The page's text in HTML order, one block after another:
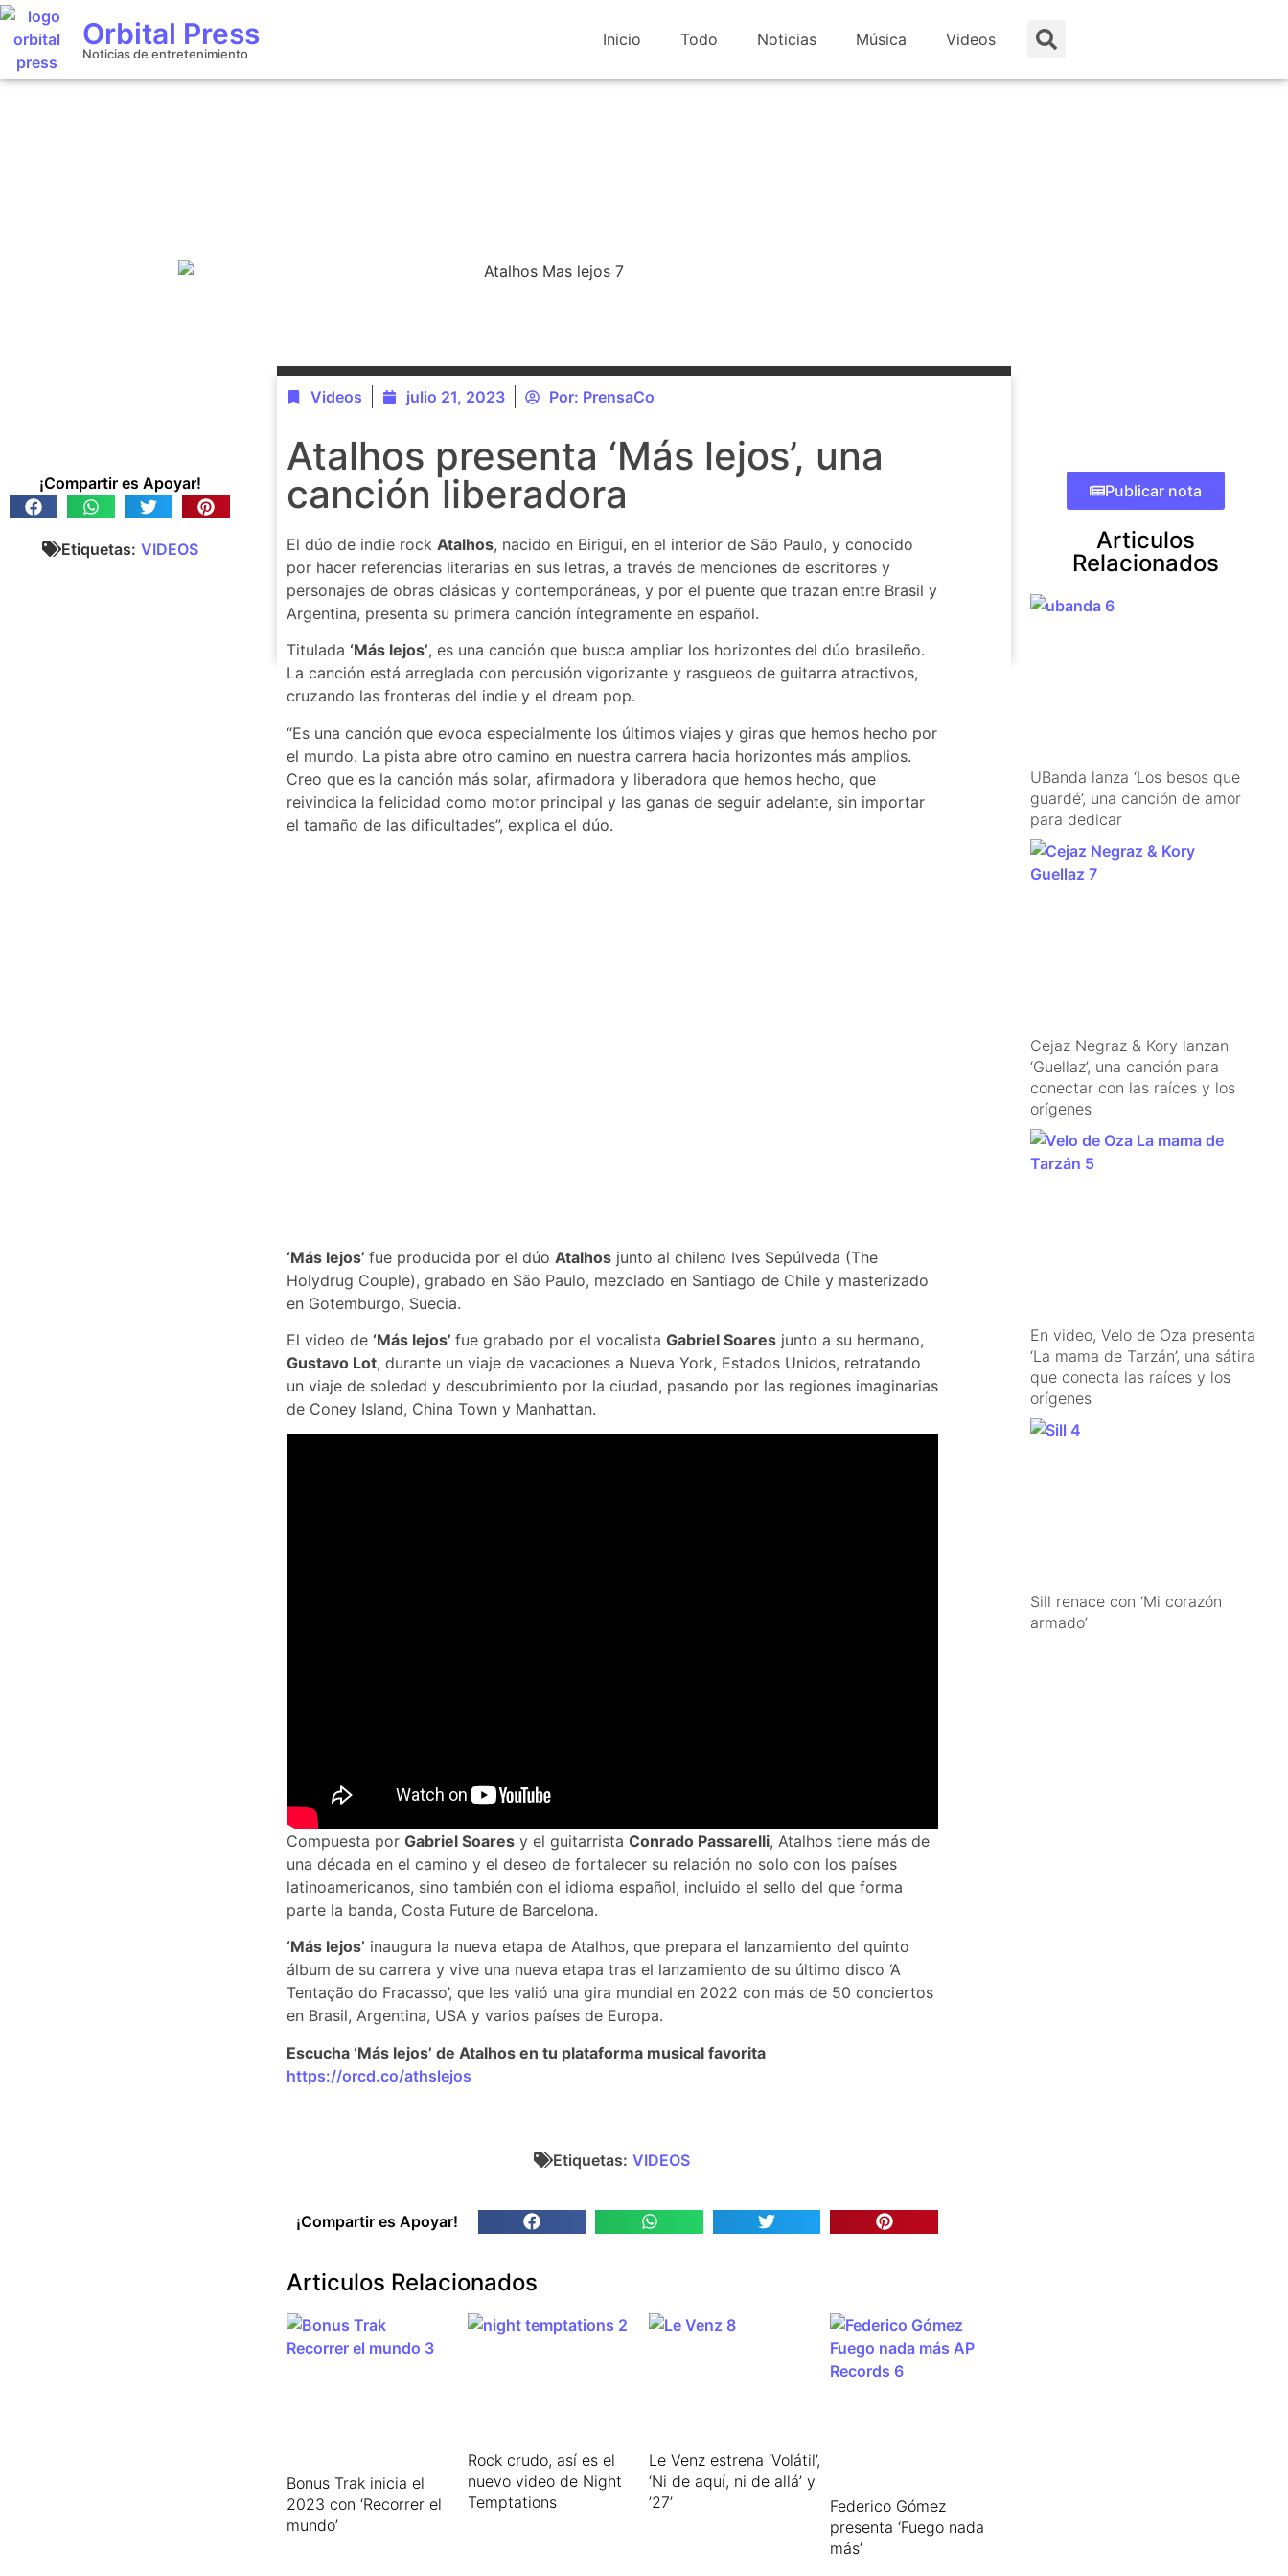
Orbital Press
Noticias de entretenimiento
Inicio Todo Noticias Música Videos
¡Compartir es Apoyar!
Etiquetas: VIDEOS
Videos julio 21, 2023 Por: PrensaCo
Atalhos presenta ‘Más lejos’, una
canción liberadora
El dúo de indie rock Atalhos, nacido en Birigui, en el interior de São Paulo, y conocido
por hacer referencias literarias en sus letras, a través de menciones de escritores y
personajes de obras clásicas y contemporáneas, y por el puente que trazan entre Brasil y
Argentina, presenta su primera canción íntegramente en español.
Titulada ‘Más lejos’, es una canción que busca ampliar los horizontes del dúo brasileño.
La canción está arreglada con percusión vigorizante y rasgueos de guitarra atractivos,
cruzando las fronteras del indie y el dream pop.
“Es una canción que evoca especialmente los últimos viajes y giras que hemos hecho por
el mundo. La pista abre otro camino en nuestra carrera hacia horizontes más amplios.
Creo que es la canción más solar, afirmadora y liberadora que hemos hecho, que
reivindica la felicidad como motor principal y las ganas de seguir adelante, sin importar
el tamaño de las dificultades”, explica el dúo.
‘Más lejos’ fue producida por el dúo Atalhosjunto al chileno Ives Sepúlveda (The
Holydrug Couple), grabado en São Paulo, mezclado en Santiago de Chile y masterizado
en Gotemburgo, Suecia.
El video de ‘Más lejos’ fue grabado por el vocalista Gabriel Soaresjunto a su hermano,
Gustavo Lot, durante un viaje de vacaciones a Nueva York, Estados Unidos, retratando
un viaje de soledad y descubrimiento por la ciudad, pasando por las regiones imaginarias
de Coney Island, China Town y Manhattan.
Compuesta por Gabriel Soaresy el guitarrista Conrado Passarelli, Atalhos tiene más de
una década en el camino y el deseo de fortalecer su relación no solo con los países
latinoamericanos, sino también con el idioma español, incluido el sello del que forma
parte la banda, Costa Future de Barcelona.
‘Más lejos’ inaugura la nueva etapa de Atalhos, que prepara el lanzamiento del quinto
álbum de su carrera y vive una nueva etapa tras el lanzamiento de su último disco ‘A
Tentação do Fracasso’, que les valió una gira mundial en 2022 con más de 50 conciertos
en Brasil, Argentina, USA y varios países de Europa.
Escucha ‘Más lejos’ de Atalhos en tu plataforma musical favorita
https://orcd.co/athslejos
Etiquetas: VIDEOS
¡Compartir es Apoyar!
Articulos Relacionados
Bonus Trak inicia el
2023 con ‘Recorrer el
mundo’
Rock crudo, así es el
nuevo video de Night
Temptations
Le Venz estrena ‘Volátil’,
‘Ni de aquí, ni de allá’ y
’27’
Federico Gómez
presenta ‘Fuego nada
más’
Publicar nota
Articulos
Relacionados
UBanda lanza ‘Los besos que
guardé’, una canción de amor
para dedicar
Cejaz Negraz & Kory lanzan
‘Guellaz’, una canción para
conectar con las raíces y los
orígenes
En video, Velo de Oza presenta
‘La mama de Tarzán’, una sátira
que conecta las raíces y los
orígenes
Sill renace con ‘Mi corazón
armado’